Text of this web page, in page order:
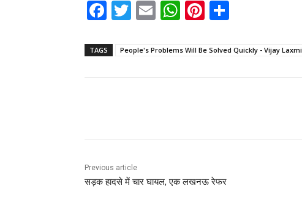
F
a
c
T
w
itt
E
m
ai
W
h
a
Pi
nt
er ar
TAGS People's Problems Will Be Solved Quickly - Vijay Laxmi
Previous article
सड़क हादसे में चार घायल, एक लखनऊ रेफर